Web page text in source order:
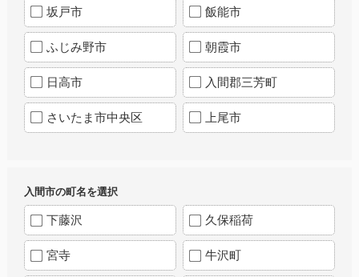
坂戸市 飯能市
ふじみ野市 朝霞市
日高市 入間郡三芳町
さいたま市中央区 上尾市
入間市の町名を選択
下藤沢 久保稲荷
宮寺 牛沢町